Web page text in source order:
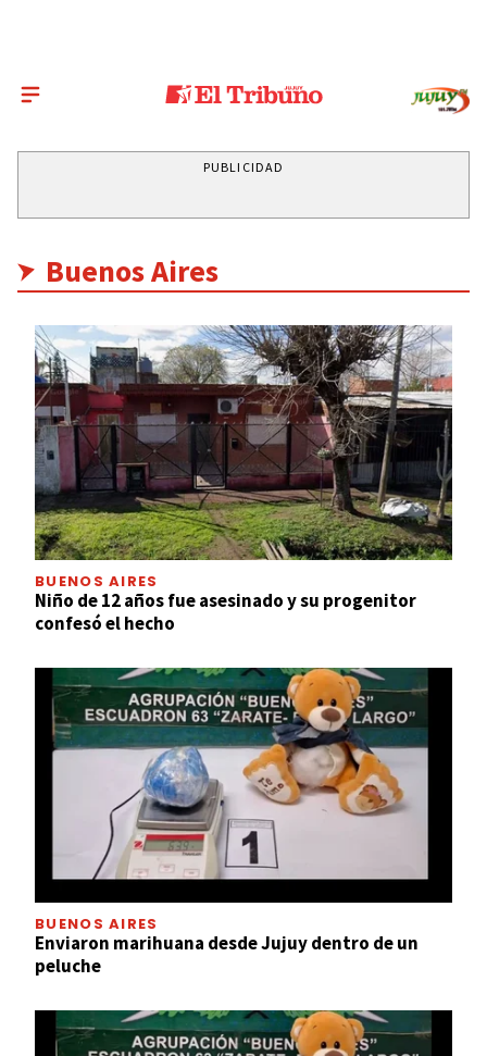
PUBLICIDAD
Buenos Aires
BUENOS AIRES
Niño de 12 años fue asesinado y su progenitor
confesó el hecho
BUENOS AIRES
Enviaron marihuana desde Jujuy dentro de un
peluche